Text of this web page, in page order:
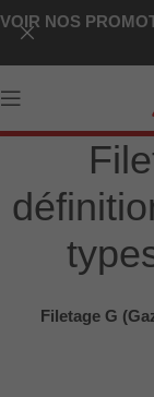
Filetage G
VOIR NOS